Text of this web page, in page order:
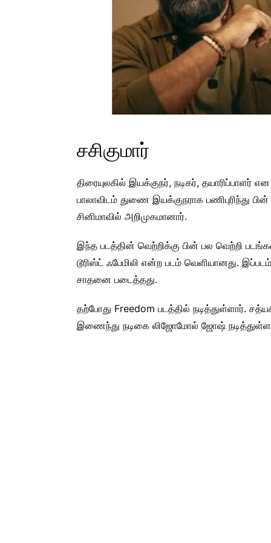
சசிகுமார்
திரையுலகில் இயக்குநர், நடிகர்,
பாலாவிடம் துணை இயக்குநராக பணிபுரிந்து
சினிமாவில் அறிமுகமானார்.
இந்த படத்தின் வெற்றிக்கு பின் பல வெற்றி
டூரிஸ்ட் ஃபேமிலி என்ற படம் வெளியானது.
சாதனை படைத்தது.
தற்போது Freedom படத்தில் நடித்துள்ளார்.
இணைந்து நடிகை லிஜோமோல் ஜோஷ்